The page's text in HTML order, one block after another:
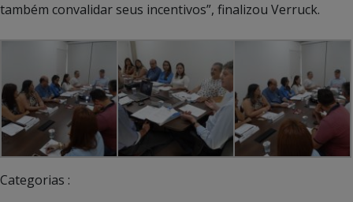
também convalidar seus incentivos”, finalizou Verruck.
Categorias :